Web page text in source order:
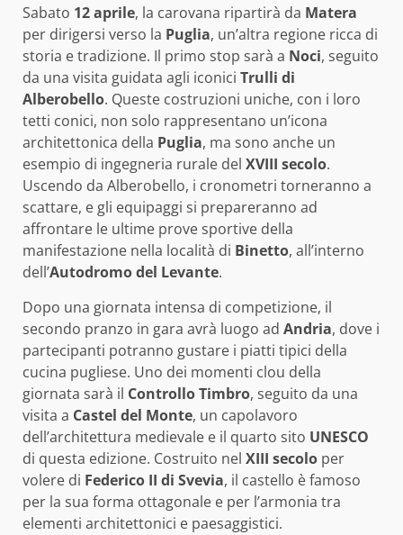
Sabato 12 aprile, la carovana ripartirà da Matera
per dirigersi verso la Puglia, un’altra regione ricca di
storia e tradizione. Il primo stop sarà a Noci, seguito
da una visita guidata agli iconici Trulli di
Alberobello. Queste costruzioni uniche, con i loro
tetti conici, non solo rappresentano un’icona
architettonica della Puglia, ma sono anche un
esempio di ingegneria rurale del XVIII secolo.
Uscendo da Alberobello, i cronometri torneranno a
scattare, e gli equipaggi si prepareranno ad
affrontare le ultime prove sportive della
manifestazione nella località di Binetto, all’interno
dell’Autodromo del Levante.
Dopo una giornata intensa di competizione, il
secondo pranzo in gara avrà luogo ad Andria, dove i
partecipanti potranno gustare i piatti tipici della
cucina pugliese. Uno dei momenti clou della
giornata sarà il Controllo Timbro, seguito da una
visita a Castel del Monte, un capolavoro
dell’architettura medievale e il quarto sito UNESCO
di questa edizione. Costruito nel XIII secolo per
volere di Federico II di Svevia, il castello è famoso
per la sua forma ottagonale e per l’armonia tra
elementi architettonici e paesaggistici.